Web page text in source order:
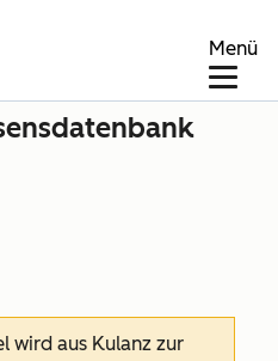
Menü
wird aus Kulanz zur